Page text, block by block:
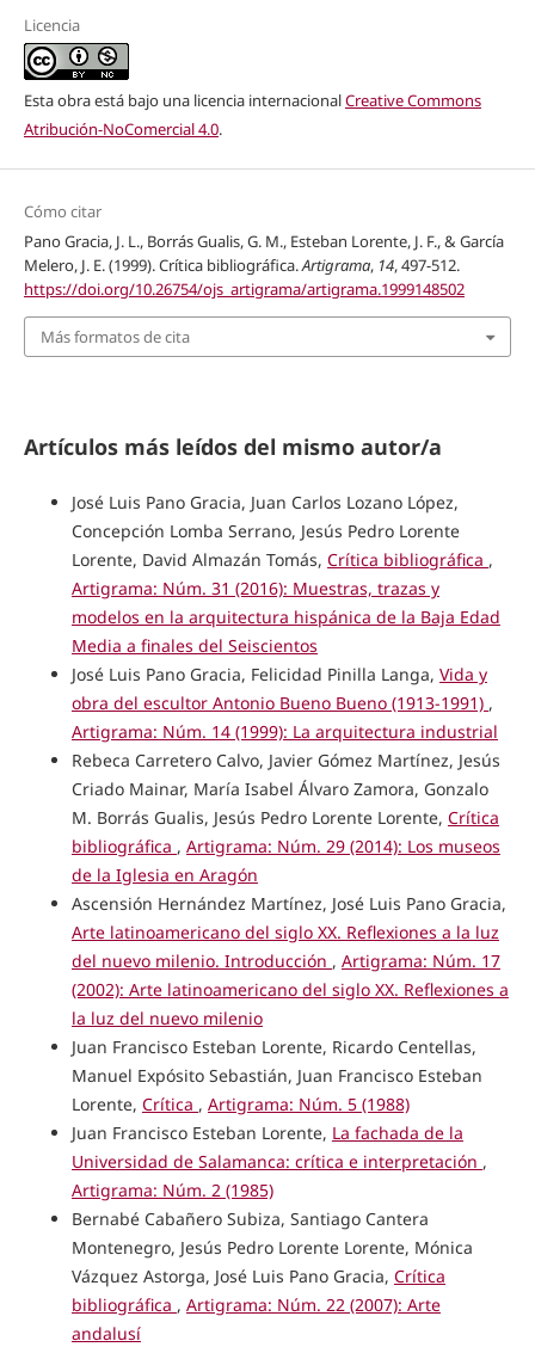
Licencia
Esta obra está bajo una licencia internacionalCreative Commons
Atribución-NoComercial 4.0.
Cómo citar
Pano Gracia, J. L., Borrás Gualis, G. M., Esteban Lorente, J. F., & García
Melero, J. E. (1999). Crítica bibliográfica.Artigrama, 14, 497-512.
https://doi.org/10.26754/ojs_artigrama/artigrama.1999148502
Más formatos de cita
Artículos más leídos del mismo autor/a
José Luis Pano Gracia, Juan Carlos Lozano López,
Concepción Lomba Serrano, Jesús Pedro Lorente
Lorente, David Almazán Tomás, Crítica bibliográfica ,
Artigrama: Núm. 31 (2016): Muestras, trazas y
modelos en la arquitectura hispánica de la Baja Edad
Media a finales del Seiscientos
José Luis Pano Gracia, Felicidad Pinilla Langa, Vida y
obra del escultor Antonio Bueno Bueno (1913-1991) ,
Artigrama: Núm. 14 (1999): La arquitectura industrial
Rebeca Carretero Calvo, Javier Gómez Martínez, Jesús
Criado Mainar, María Isabel Álvaro Zamora, Gonzalo
M. Borrás Gualis, Jesús Pedro Lorente Lorente, Crítica
bibliográfica , Artigrama: Núm. 29 (2014): Los museos
de la Iglesia en Aragón
Ascensión Hernández Martínez, José Luis Pano Gracia,
Arte latinoamericano del siglo XX. Reflexiones a la luz
del nuevo milenio. Introducción , Artigrama: Núm. 17
(2002): Arte latinoamericano del siglo XX. Reflexiones a
la luz del nuevo milenio
Juan Francisco Esteban Lorente, Ricardo Centellas,
Manuel Expósito Sebastián, Juan Francisco Esteban
Lorente, Crítica , Artigrama: Núm. 5 (1988)
Juan Francisco Esteban Lorente, La fachada de la
Universidad de Salamanca: crítica e interpretación ,
Artigrama: Núm. 2 (1985)
Bernabé Cabañero Subiza, Santiago Cantera
Montenegro, Jesús Pedro Lorente Lorente, Mónica
Vázquez Astorga, José Luis Pano Gracia, Crítica
bibliográfica , Artigrama: Núm. 22 (2007): Arte
andalusí